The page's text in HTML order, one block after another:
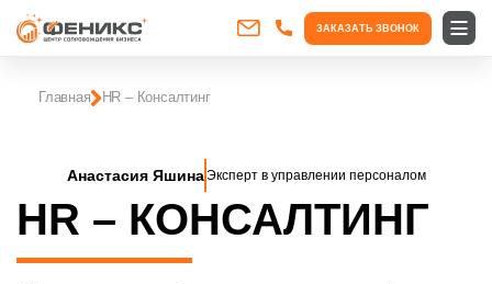
ЗАКАЗАТЬ ЗВОНОК
Главная HR – Консалтинг
Анастасия ЯшинаЭксперт в управлении персоналом
HR – КОНСАЛТИНГ